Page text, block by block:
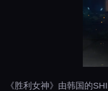
《胜利女神》由韩国的